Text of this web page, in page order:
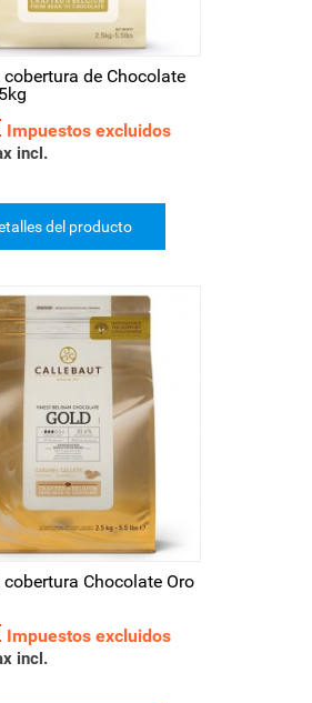
de Chocolate
Impuestos excluidos
incl.
del producto
Chocolate Oro
Impuestos excluidos
incl.